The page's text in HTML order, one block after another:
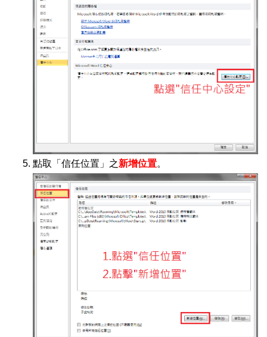
點取「信任位置」之新增位置。